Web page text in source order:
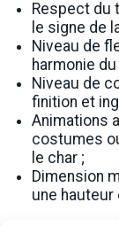
Respect du
le signe de
Niveau de
harmonie
Niveau de
finition et
Animations
costumes
le char ;
Dimension
une hauteur